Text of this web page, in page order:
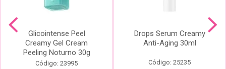
Glicointense Peel
Creamy Gel Cream
Peeling Noturno 30g
Código: 23995
Drops Serum Creamy
Anti-Aging 30ml
Código: 25235